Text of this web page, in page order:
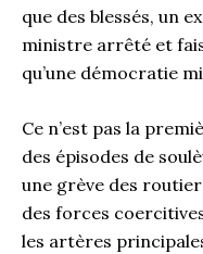
que des blessés, un
ministre arrêté et
qu’une démocratie
Ce n’est pas la
des épisodes de
une grève des
des forces
les artères